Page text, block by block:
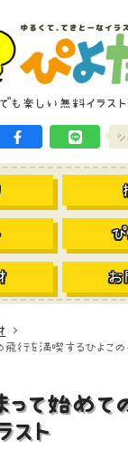
も楽しい無料イラス
シ
お
行を満喫するひよこの
って始め
スト